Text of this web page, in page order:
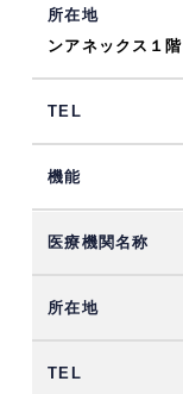
ンアネックス１階